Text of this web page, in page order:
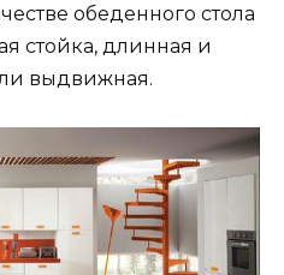
обеденного стола
стойка, длинная и
выдвижная.